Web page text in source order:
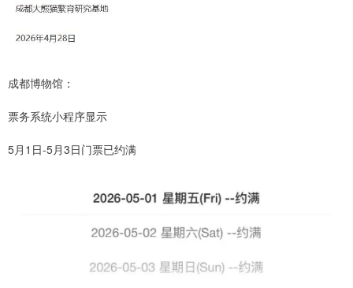
成都博物馆：
票务系统小程序显示
5月1日-5月3日门票已约满